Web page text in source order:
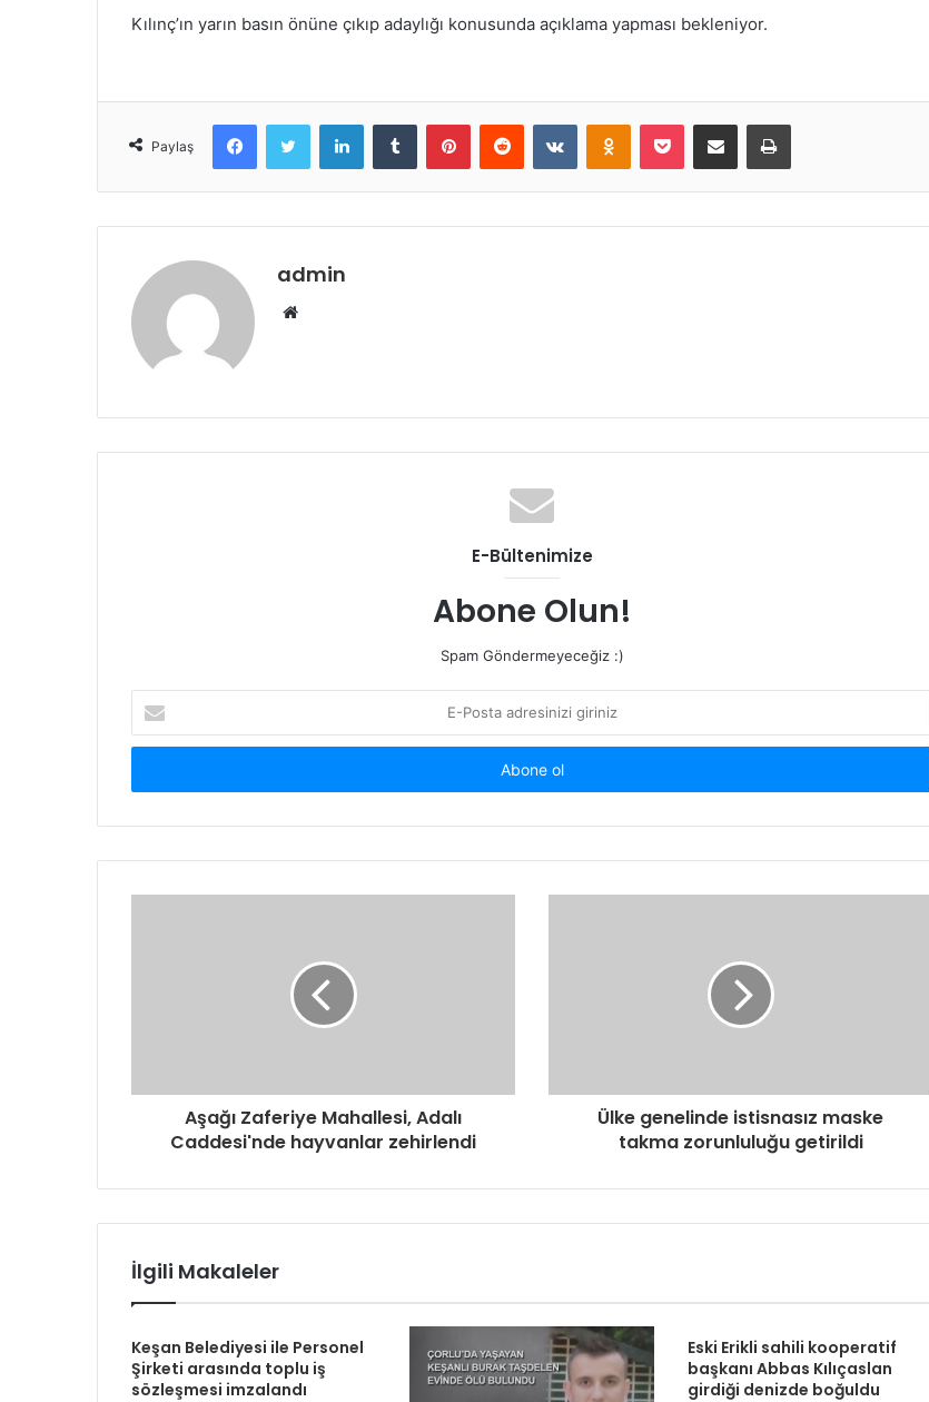
Kılınç’ın yarın basın önüne çıkıp adaylığı konusunda açıklama yapması bekleniyor.
Paylaş
FacebookTwitter LinkedInTumblr PinterestReddit VKontakteOdnoklassniki
Pocket E-Posta ile paylaş Yazdır
admin
Web
E-Bültenimize
Abone Olun!
Spam Göndermeyeceğiz :)
Posta
adresinizi
Aşağı Zaferiye Mahallesi, Adalı
Caddesi'nde hayvanlar zehirlendi
Ülke genelinde istisnasız maske
takma zorunluluğu getirildi
İlgili Makaleler
Keşan Belediyesi ile Personel
Şirketi arasında toplu iş
sözleşmesi imzalandı
Eski Erikli sahili kooperatif
başkanı Abbas Kılıçaslan
girdiği denizde boğuldu